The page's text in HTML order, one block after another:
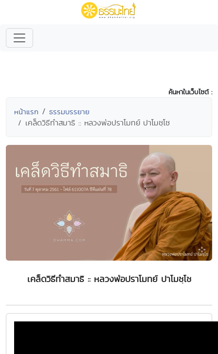
ค้นหาในเว็บไซต์ :
หน้าแรก ธรรมบรรยาย
เคล็ดวิธีทำสมาธิ :: หลวงพ่อปราโมทย์ ปาโมชฺโช
เคล็ดวิธีทำสมาธิ :: หลวงพ่อปราโมทย์ ปาโมชฺโช